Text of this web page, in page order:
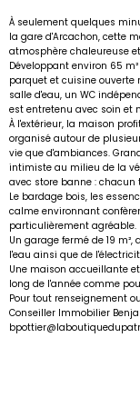
À seulement quelques
la gare d'Arcachon, cette
atmosphère chaleureuse
Développant environ 65
parquet et cuisine ouverte
salle d'eau, un WC
est entretenu avec soin et
À l'extérieur, la maison
organisé autour de
vie que d'ambiances.
intimiste au milieu de la
avec store banne : chacun
Le bardage bois, les
calme environnant
particulièrement agréable.
Un garage fermé de 19
l'eau ainsi que de
Une maison accueillante
long de l'année comme
Pour tout renseignement
Conseiller Immobilier